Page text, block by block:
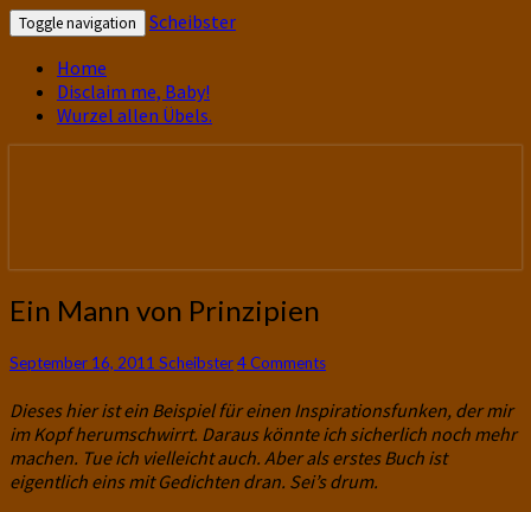
Toggle navigation
Scheibster
Home
Disclaim me, Baby!
Wurzel allen Übels.
Ein
Mann
Prinzipien
Ein Mann von Prinzipien
September 16, 2011 ScheibsterComments
4 Comments
Dieses hier ist ein Beispiel für einen Inspirationsfunken, der mir
im Kopf herumschwirrt. Daraus könnte ich sicherlich noch mehr
machen. Tue ich vielleicht auch. Aber als erstes Buch ist
eigentlich eins mit Gedichten dran. Sei’s drum.